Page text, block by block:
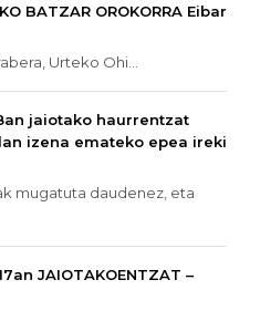
BATZAR OROKORRA Eibar
Urteko Ohi...
jaiotako haurrentzat
izena emateko epea ireki
mugatuta daudenez, eta
JAIOTAKOENTZAT –